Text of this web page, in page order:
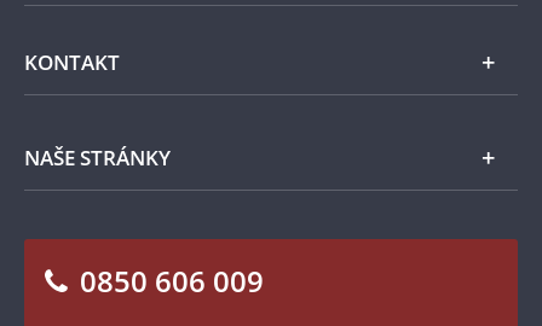
100. výročie vzniku Česko-Slovenska
Všeobecné obchodné podmienky
Ochrana osobných údajov
KONTAKT
NAŠE STRÁNKY
Blog Pokladnica mincí
Facebook Národnej Pokladnice
0850 606 009